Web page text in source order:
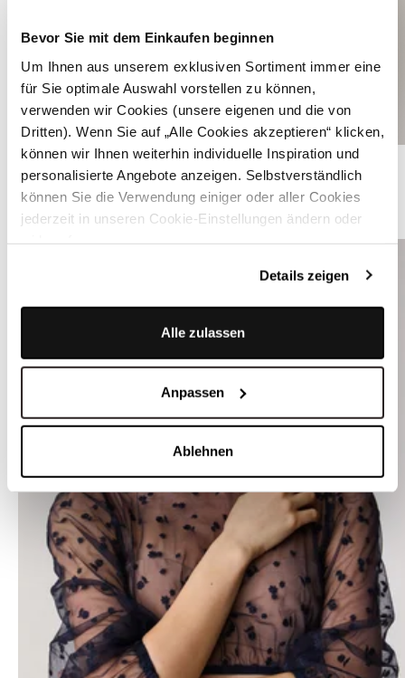
Bevor Sie mit dem Einkaufen beginnen
Um Ihnen aus unserem exklusiven Sortiment immer eine
für Sie optimale Auswahl vorstellen zu können,
verwenden wir Cookies (unsere eigenen und die von
Dritten). Wenn Sie auf „Alle Cookies akzeptieren“ klicken,
können wir Ihnen weiterhin individuelle Inspiration und
personalisierte Angebote anzeigen. Selbstverständlich
können Sie die Verwendung einiger oder aller Cookies
jederzeit in unseren Cookie-Einstellungen ändern oder
Details zeigen
Alle zulassen
Anpassen
Ablehnen
Navyblaues Dirndl mit Velours-Mieder - FLEUR MARITIME BLUE
ÄHNLICHE PRODUKTE